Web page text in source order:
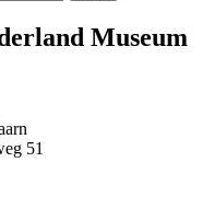
Museum
51